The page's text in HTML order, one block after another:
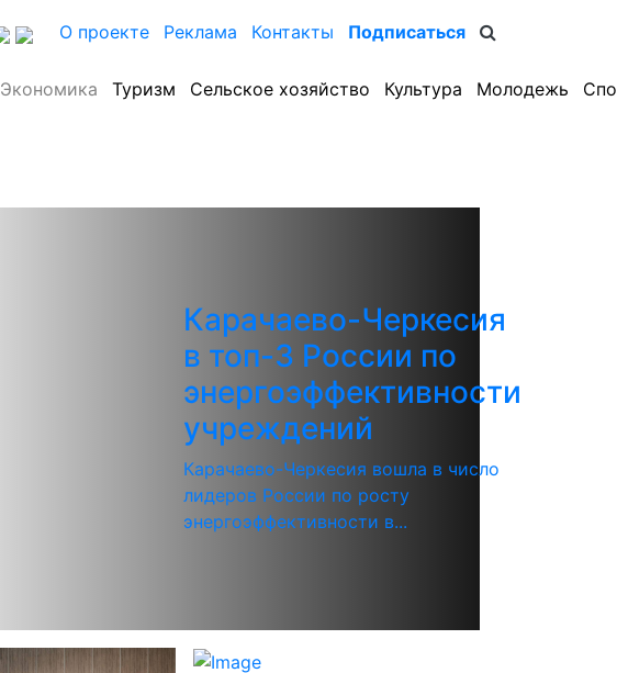
О проекте Реклама Контакты Подписаться
Экономика Туризм Сельское хозяйство Культура Молодежь
Карачаево-Черкесия
в топ-3 России по
энергоэффективности
учреждений
Карачаево-Черкесия вошла в число
лидеров России по росту
энергоэффективности в...